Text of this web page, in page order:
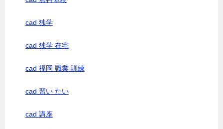
cad 独学
cad 独学 在宅
cad 福岡 職業 訓練
cad 習い たい
cad 講座